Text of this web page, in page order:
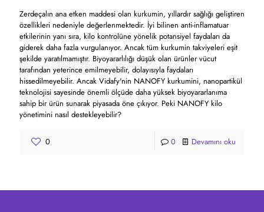
Zerdeçalın ana etken maddesi olan kurkumin, yıllardır sağlığı geliştiren
özellikleri nedeniyle değerlenmektedir. İyi bilinen anti-inflamatuar
etkilerinin yanı sıra, kilo kontrolüne yönelik potansiyel faydaları da
giderek daha fazla vurgulanıyor. Ancak tüm kurkumin takviyeleri eşit
şekilde yaratılmamıştır. Biyoyararlılığı düşük olan ürünler vücut
tarafından yeterince emilmeyebilir, dolayısıyla faydaları
hissedilmeyebilir. Ancak Vidafy'nin NANOFY kurkumini, nanopartikül
teknolojisi sayesinde önemli ölçüde daha yüksek biyoyararlanıma
sahip bir ürün sunarak piyasada öne çıkıyor. Peki NANOFY kilo
yönetimini nasıl destekleyebilir?
0 0 Devamını oku